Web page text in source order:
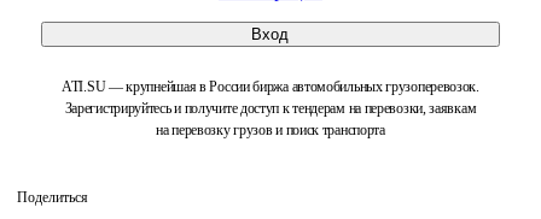
Вход
ATI.SU — крупнейшая в России биржа автомобильных грузоперевозок.
Зарегистрируйтесь и получите доступ к тендерам на перевозки, заявкам
на перевозку грузов и поиск транспорта
Поделиться